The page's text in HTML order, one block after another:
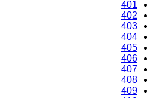
401
402
403
404
405
406
407
408
409